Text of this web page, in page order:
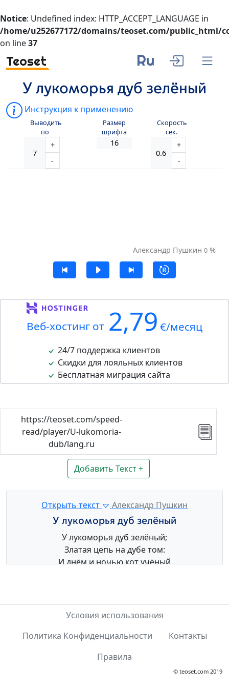
Notice: Undefined index: HTTP_ACCEPT_LANGUAGE in
/home/u252677172/domains/teoset.com/public_html/
on line37
Teoset Ru
У лукоморья дуб зелёный
Инструкция к применению
Выводить
по
+
-
Размер
шрифта
Скорость
сек.
+
-
Александр Пушкин 0%
Веб-хостинг от 2,79 €/месяц
24/7 поддержка клиентов
Скидки для лояльных клиентов
Бесплатная миграция сайта
https://teoset.com/speed-
read/player/U-lukomoria-
dub/lang.ru
Добавить Текст +
Открыть текст Александр Пушкин
У лукоморья дуб зелёный
У лукоморья дуб зелёный;
Златая цепь на дубе том:
И днём и ночью кот учёный
Там чудеса: там леший бродит,
Там на неведомых дорожках
Избушка там на курьих ножках
Условия использования
Политика Конфиденциальности
Контакты
Правила
© teoset.com 2019